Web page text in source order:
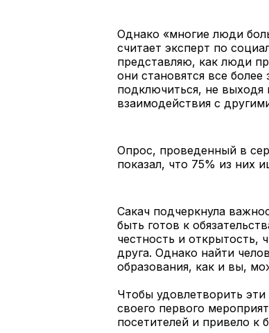
Однако «многие люди
считает эксперт по
представляю, как люди
они становятся все
подключиться, не
взаимодействия с
Опрос, проведенный в
показал, что 75% из них
Сакач подчеркнула
быть готов к
честность и открытость,
друга. Однако найти
образования, как и вы,
Чтобы удовлетворить эти
своего первого
посетителей и привело к